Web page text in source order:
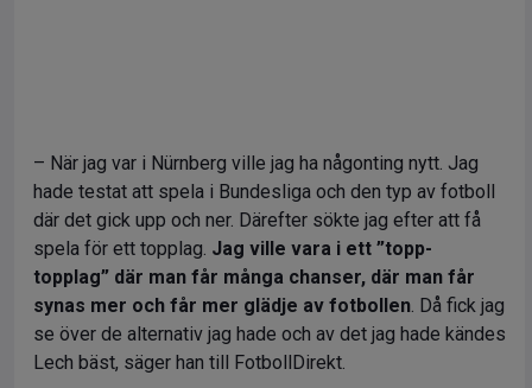
– När jag var i Nürnberg ville jag ha någonting nytt. Jag
hade testat att spela i Bundesliga och den typ av fotboll
där det gick upp och ner. Därefter sökte jag efter att få
spela för ett topplag. Jag ville vara i ett ”topp-
topplag” där man får många chanser, där man får
synas mer och får mer glädje av fotbollen . Då fick jag
se över de alternativ jag hade och av det jag hade kändes
Lech bäst, säger han till FotbollDirekt.